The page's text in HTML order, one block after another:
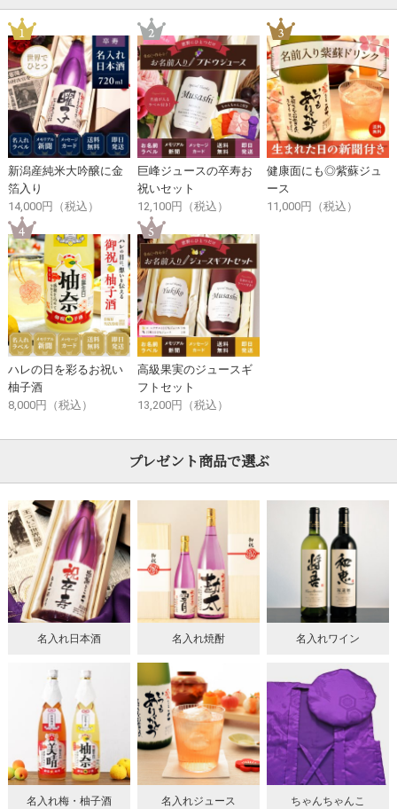
新潟産純米大吟醸に金
箔入り
14,000円（税込）
巨峰ジュースの卒寿お
祝いセット
12,100円（税込）
健康面にも◎紫蘇ジュ
ース
11,000円（税込）
ハレの日を彩るお祝い
柚子酒
8,000円（税込）
高級果実のジュースギ
フトセット
13,200円（税込）
プレゼント商品で選ぶ
名入れ日本酒 名入れ焼酎 名入れワイン
名入れ梅・柚子酒 名入れジュース ちゃんちゃんこ